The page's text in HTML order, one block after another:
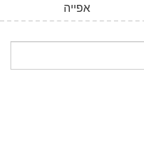
אפייה